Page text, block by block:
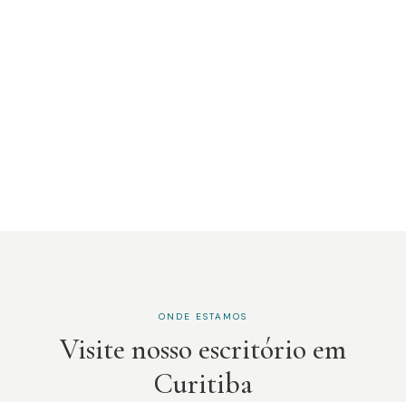
ONDE ESTAMOS
Visite nosso escritório em
Curitiba